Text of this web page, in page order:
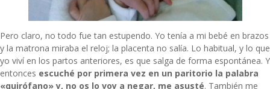
Pero claro, no todo fue tan estupendo. Yo tenía a mi bebé en brazos
y la matrona miraba el reloj; la placenta no salía. Lo habitual, y lo que
yo viví en los partos anteriores, es que salga de forma espontánea. Y
entonces escuché por primera vez en un paritorio la palabra
«quirófano» y, no os lo voy a negar, me asusté. También me